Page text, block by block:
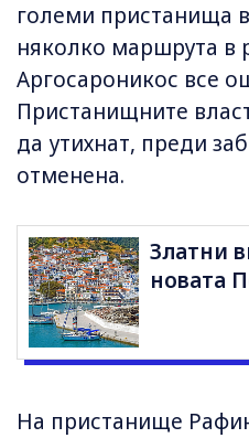
големи пристанища
няколко маршрута в
Аргосароникос все
Пристанищните
да утихнат, преди
отменена.
Златни
новата
На пристанище